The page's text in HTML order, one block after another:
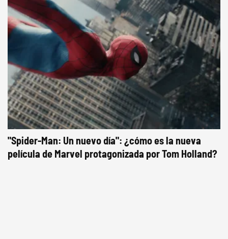
"Spider-Man: Un nuevo día": ¿cómo es la nueva
película de Marvel protagonizada por Tom Holland?